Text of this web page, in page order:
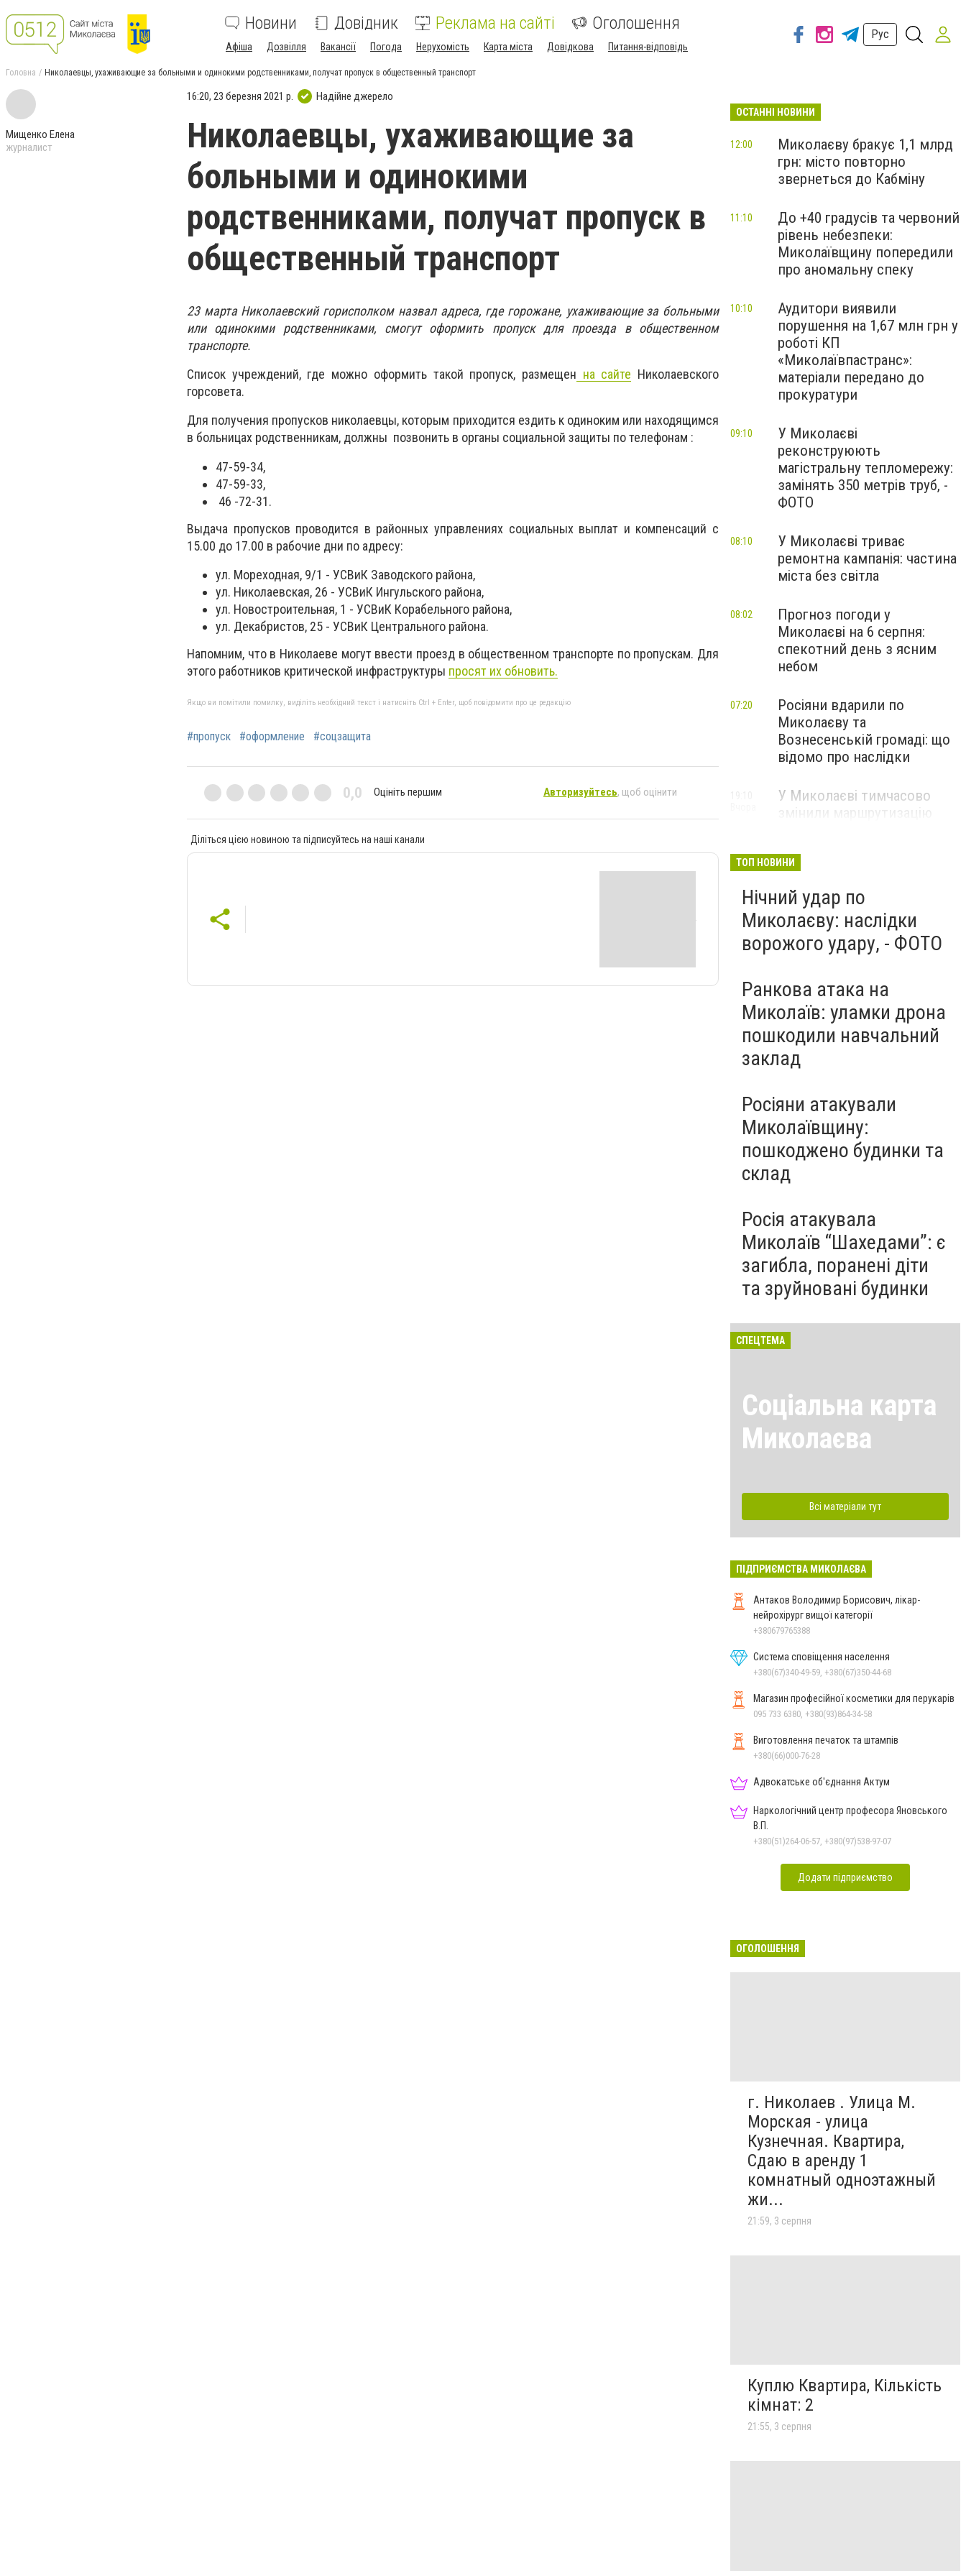
Новини Довідник Реклама на сайті Оголошення
Афіша Дозвілля Вакансії Погода Нерухомість Карта міста Довідкова Питання-відповідь
Рус
Головна Николаевцы, ухаживающие за больными и одинокими родственниками, получат пропуск в общественный транспорт
Мищенко Елена
журналист
16:20, 23 березня 2021 р. Надійне джерело
Николаевцы, ухаживающие за
больными и одинокими
родственниками, получат пропуск в
общественный транспорт
23 марта Николаевский горисполком назвал адреса, где горожане, ухаживающие за больными
или одинокими родственниками, смогут оформить пропуск для проезда в общественном
транспорте.
Список учреждений, где можно оформить такой пропуск, размещен на сайте Николаевского
горсовета.
Для получения пропусков николаевцы, которым приходится ездить к одиноким или находящимся
в больницах родственникам, должны позвонить в органы социальной защиты по телефонам :
47-59-34,
47-59-33,
46 -72-31.
Выдача пропусков проводится в районных управлениях социальных выплат и компенсаций с
15.00 до 17.00 в рабочие дни по адресу:
ул. Мореходная, 9/1 - УСВиК Заводского района,
ул. Николаевская, 26 - УСВиК Ингульского района,
ул. Новостроительная, 1 - УСВиК Корабельного района,
ул. Декабристов, 25 - УСВиК Центрального района.
Напомним, что в Николаеве могут ввести проезд в общественном транспорте по пропускам. Для
этого работников критической инфраструктуры просят их обновить.
Якщо ви помітили помилку, виділіть необхідний текст і натисніть Ctrl + Enter, щоб повідомити про це редакцію
#пропуск #оформление #соцзащита
0,0 Оцініть першим Авторизуйтесь, щоб оцінити
Діліться цією новиною та підписуйтесь на наші канали
ОСТАННІ НОВИНИ
Миколаєву бракує 1,1 млрд
грн: місто повторно
звернеться до Кабміну
12:00
До +40 градусів та червоний
рівень небезпеки:
Миколаївщину попередили
про аномальну спеку
11:10
Аудитори виявили
порушення на 1,67 млн грн у
роботі КП
«Миколаївпастранс»:
матеріали передано до
прокуратури
10:10
У Миколаєві
реконструюють
магістральну тепломережу:
замінять 350 метрів труб, -
ФОТО
09:10
У Миколаєві триває
ремонтна кампанія: частина
міста без світла
08:10
Прогноз погоди у
Миколаєві на 6 серпня:
спекотний день з ясним
небом
08:02
Росіяни вдарили по
Миколаєву та
Вознесенській громаді: що
відомо про наслідки
07:20
У Миколаєві тимчасово
ТОП НОВИНИ
Нічний удар по
Миколаєву: наслідки
ворожого удару, - ФОТО
Ранкова атака на
Миколаїв: уламки дрона
пошкодили навчальний
заклад
Росіяни атакували
Миколаївщину:
пошкоджено будинки та
склад
Росія атакувала
Миколаїв “Шахедами”: є
загибла, поранені діти
та зруйновані будинки
СПЕЦТЕМА
Соціальна карта
Миколаєва
Всі матеріали тут
ПІДПРИЄМСТВА МИКОЛАЄВА
Антаков Володимир Борисович, лікар-
нейрохірург вищої категорії
+380679765388
Система сповіщення населення
+380(67)340-49-59, +380(67)350-44-68
Магазин професійної косметики для перукарів
095 733 6380, +380(93)864-34-58
Виготовлення печаток та штампів
+380(66)000-76-28
Адвокатське об'єднання Актум
Наркологічний центр професора Яновського
В.П.
+380(51)264-06-57, +380(97)538-97-07
Додати підприємство
ОГОЛОШЕННЯ
г. Николаев . Улица М.
Морская - улица
Кузнечная. Квартира,
Сдаю в аренду 1
комнатный одноэтажный
жи...
21:59, 3 серпня
Куплю Квартира, Кількість
кімнат: 2
21:55, 3 серпня